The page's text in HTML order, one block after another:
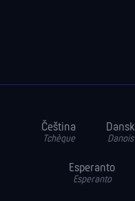
Čeština
Tchèque
Dansk
Danois
Esperanto
Esperanto